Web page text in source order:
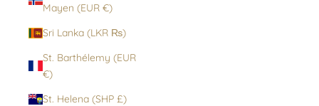
Mayen (EUR €)
Sri Lanka (LKR ₨)
St. Barthélemy (EUR
€)
St. Helena (SHP £)